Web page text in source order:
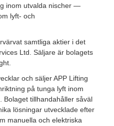
inom utvalda nischer —
lyft- och
samtliga aktier i det
Ltd. Säljare är bolagets
och säljer APP Lifting
på tunga lyft inom
Bolaget tillhandahåller såväl
lösningar utvecklade efter
manuella och elektriska